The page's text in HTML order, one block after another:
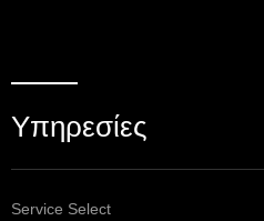
Υπηρεσίες
Service Select